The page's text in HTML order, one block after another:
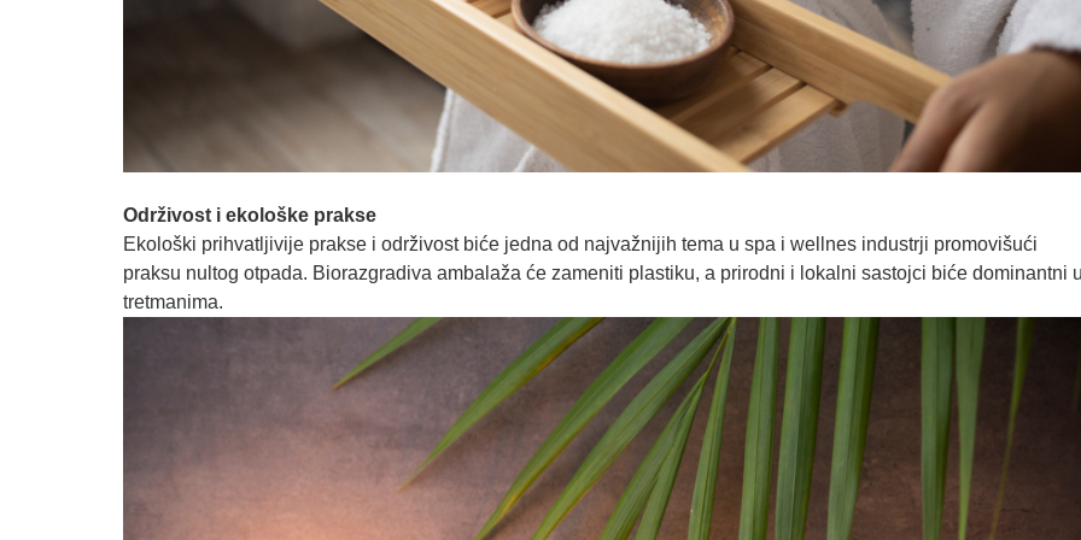
Održivost i ekološke prakse
Ekološki prihvatljivije prakse i održivost biće jedna od najvažnijih tema u spa i wellnes industrji promovišući
praksu nultog otpada. Biorazgradiva ambalaža će zameniti plastiku, a prirodni i lokalni sastojci biće dominantni
tretmanima.